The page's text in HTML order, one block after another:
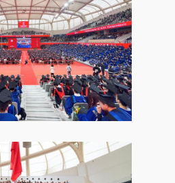
联系我们 EN